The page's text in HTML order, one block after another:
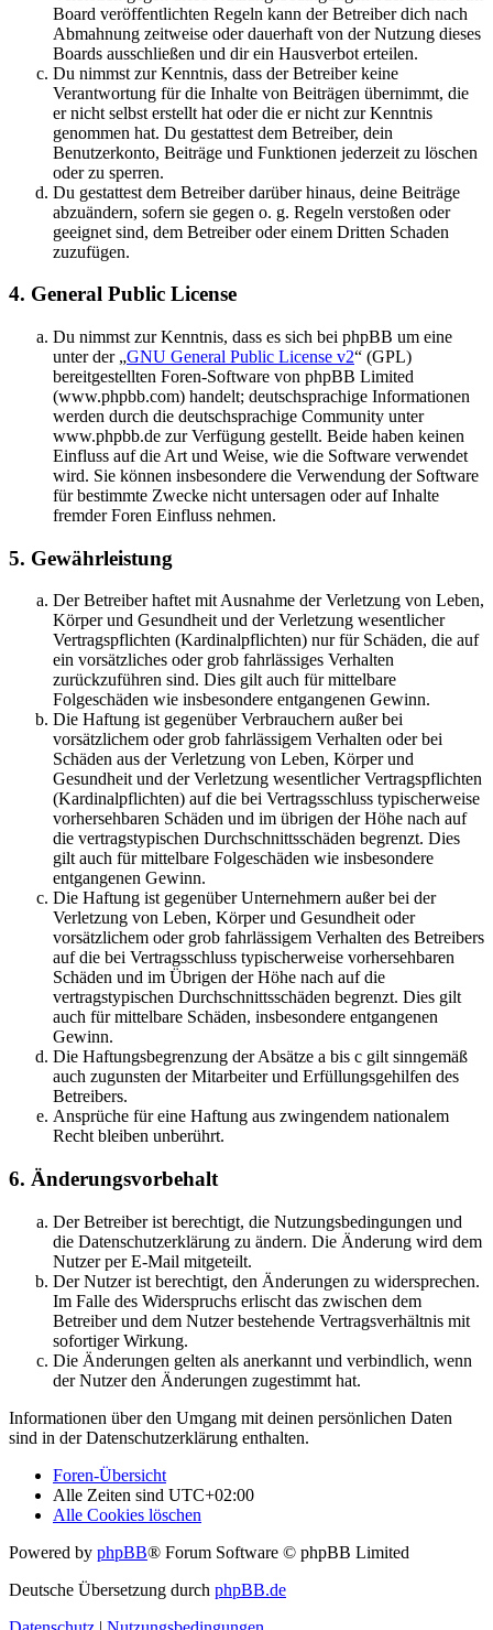
Board veröffentlichten Regeln kann der Betreiber dich nach
Abmahnung zeitweise oder dauerhaft von der Nutzung dieses
Boards ausschließen und dir ein Hausverbot erteilen.
Du nimmst zur Kenntnis, dass der Betreiber keine
Verantwortung für die Inhalte von Beiträgen übernimmt, die
er nicht selbst erstellt hat oder die er nicht zur Kenntnis
genommen hat. Du gestattest dem Betreiber, dein
Benutzerkonto, Beiträge und Funktionen jederzeit zu löschen
oder zu sperren.
Du gestattest dem Betreiber darüber hinaus, deine Beiträge
abzuändern, sofern sie gegen o. g. Regeln verstoßen oder
geeignet sind, dem Betreiber oder einem Dritten Schaden
zuzufügen.
4. General Public License
Du nimmst zur Kenntnis, dass es sich bei phpBB um eine
unter der „GNU General Public License v2“ (GPL)
bereitgestellten Foren-Software von phpBB Limited
(www.phpbb.com) handelt; deutschsprachige Informationen
werden durch die deutschsprachige Community unter
www.phpbb.de zur Verfügung gestellt. Beide haben keinen
Einfluss auf die Art und Weise, wie die Software verwendet
wird. Sie können insbesondere die Verwendung der Software
für bestimmte Zwecke nicht untersagen oder auf Inhalte
fremder Foren Einfluss nehmen.
5. Gewährleistung
Der Betreiber haftet mit Ausnahme der Verletzung von Leben,
Körper und Gesundheit und der Verletzung wesentlicher
Vertragspflichten (Kardinalpflichten) nur für Schäden, die auf
ein vorsätzliches oder grob fahrlässiges Verhalten
zurückzuführen sind. Dies gilt auch für mittelbare
Folgeschäden wie insbesondere entgangenen Gewinn.
Die Haftung ist gegenüber Verbrauchern außer bei
vorsätzlichem oder grob fahrlässigem Verhalten oder bei
Schäden aus der Verletzung von Leben, Körper und
Gesundheit und der Verletzung wesentlicher Vertragspflichten
(Kardinalpflichten) auf die bei Vertragsschluss typischerweise
vorhersehbaren Schäden und im übrigen der Höhe nach auf
die vertragstypischen Durchschnittsschäden begrenzt. Dies
gilt auch für mittelbare Folgeschäden wie insbesondere
entgangenen Gewinn.
Die Haftung ist gegenüber Unternehmern außer bei der
Verletzung von Leben, Körper und Gesundheit oder
vorsätzlichem oder grob fahrlässigem Verhalten des Betreibers
auf die bei Vertragsschluss typischerweise vorhersehbaren
Schäden und im Übrigen der Höhe nach auf die
vertragstypischen Durchschnittsschäden begrenzt. Dies gilt
auch für mittelbare Schäden, insbesondere entgangenen
Gewinn.
Die Haftungsbegrenzung der Absätze a bis c gilt sinngemäß
auch zugunsten der Mitarbeiter und Erfüllungsgehilfen des
Betreibers.
Ansprüche für eine Haftung aus zwingendem nationalem
Recht bleiben unberührt.
6. Änderungsvorbehalt
Der Betreiber ist berechtigt, die Nutzungsbedingungen und
die Datenschutzerklärung zu ändern. Die Änderung wird dem
Nutzer per E-Mail mitgeteilt.
Der Nutzer ist berechtigt, den Änderungen zu widersprechen.
Im Falle des Widerspruchs erlischt das zwischen dem
Betreiber und dem Nutzer bestehende Vertragsverhältnis mit
sofortiger Wirkung.
Die Änderungen gelten als anerkannt und verbindlich, wenn
der Nutzer den Änderungen zugestimmt hat.
Informationen über den Umgang mit deinen persönlichen Daten
sind in der Datenschutzerklärung enthalten.
Foren-Übersicht
Alle Zeiten sind UTC+02:00
Alle Cookies löschen
Powered by phpBB® Forum Software © phpBB Limited
Deutsche Übersetzung durch phpBB.de